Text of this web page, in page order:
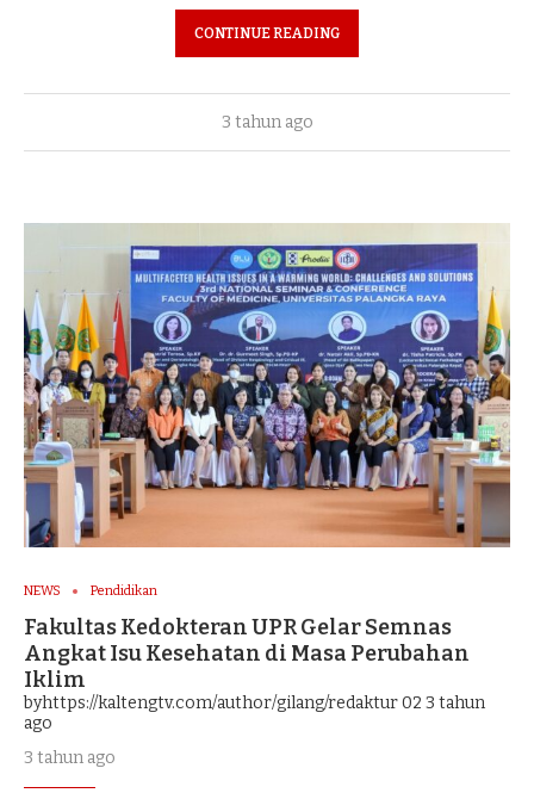
CONTINUE READING
3 tahun ago
NEWS Pendidikan
Fakultas Kedokteran UPR Gelar Semnas
Angkat Isu Kesehatan di Masa Perubahan
Iklim
byhttps://kaltengtv.com/author/gilang/redaktur 02 3 tahun
ago
3 tahun ago